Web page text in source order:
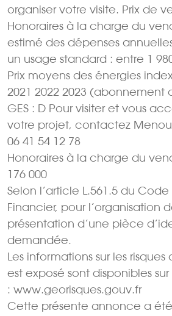
organiser votre visite. Prix de
Honoraires à la charge du
estimé des dépenses
un usage standard : entre 1 980
Prix moyens des énergies
2021 2022 2023 (abonnement
GES : D Pour visiter et vous
votre projet, contactez
06 41 54 12 78
Honoraires à la charge du
176 000 
Selon l’article L.561.5 du
Financier, pour l’organisation
présentation d’une pièce
demandée.
Les informations sur les
est exposé sont disponibles
: www.georisques.gouv.fr
Cette présente annonce a